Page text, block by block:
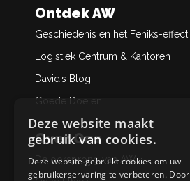
Ontdek AW
Geschiedenis en het Feniks-effect
Logistiek Centrum & Kantoren
David’s Blog
Goede Doelen
Over Ons
De oorsprong van AW
Deze website maakt
gebruik van cookies.
Deze website gebruikt cookies om uw
gebruikerservaring te verbeteren. Door